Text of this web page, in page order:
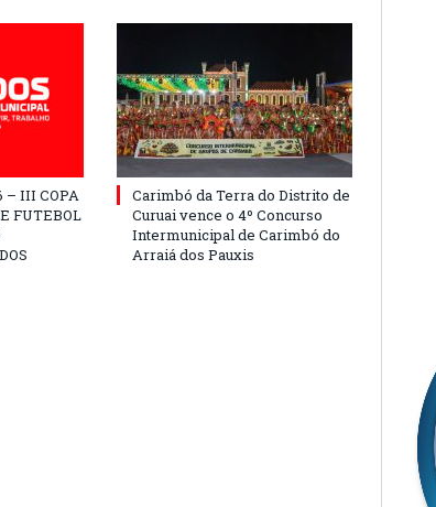
– III COPA
FUTEBOL
Carimbó da Terra do Distrito de
Curuai vence o 4º Concurso
Intermunicipal de Carimbó do
Arraiá dos Pauxis